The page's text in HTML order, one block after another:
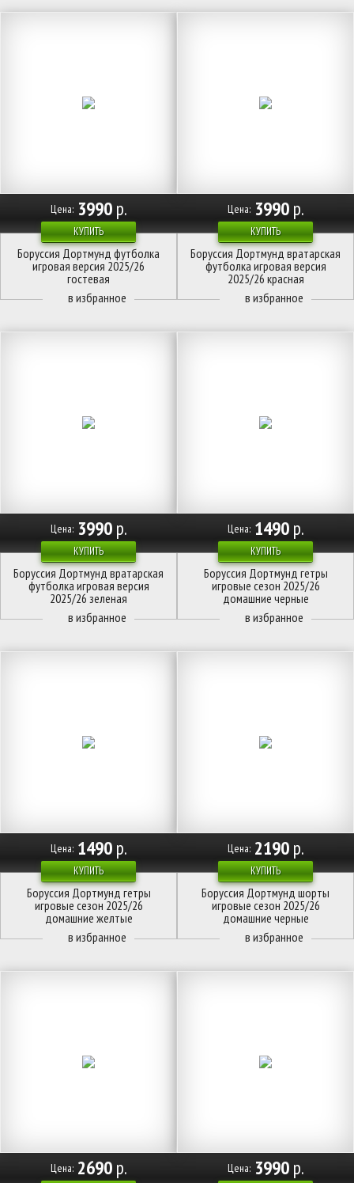
КУПИТЬ
Цена: 3990р.
Боруссия Дортмунд футболка
игровая версия 2025/26
гостевая
КУПИТЬ
Цена: 3990р.
Боруссия Дортмунд вратарская
футболка игровая версия
2025/26 красная
КУПИТЬ
Цена: 3990р.
Боруссия Дортмунд вратарская
футболка игровая версия
2025/26 зеленая
КУПИТЬ
Цена: 1490р.
Боруссия Дортмунд гетры
игровые сезон 2025/26
домашние черные
КУПИТЬ
Цена: 1490р.
Боруссия Дортмунд гетры
игровые сезон 2025/26
домашние желтые
КУПИТЬ
Цена: 2190р.
Боруссия Дортмунд шорты
игровые сезон 2025/26
домашние черные
Цена: 2690р. Цена: 3990р.